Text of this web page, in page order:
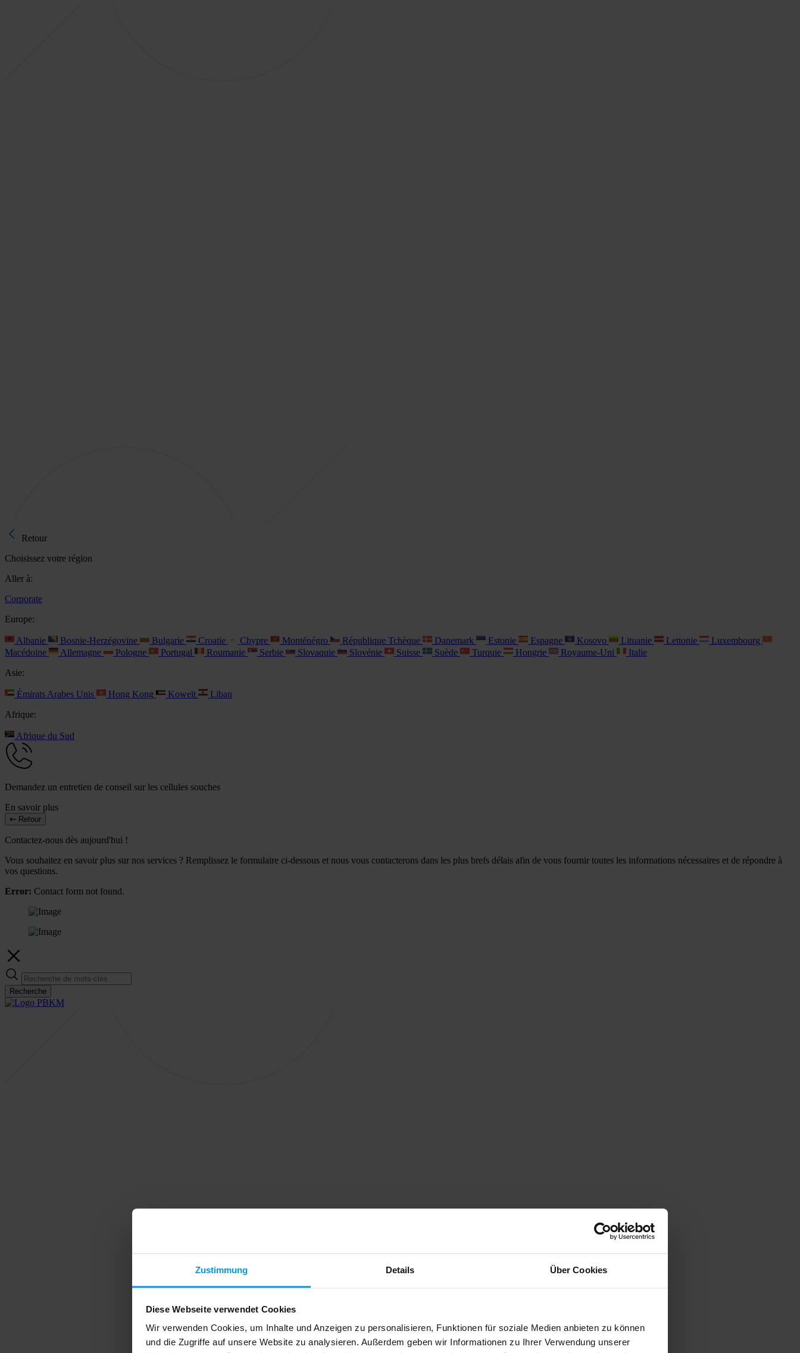
Zustimmung Details Über Cookies
Diese Webseite verwendet Cookies
Wir verwenden Cookies, um Inhalte und Anzeigen zu personalisieren, Funktionen für soziale Medien anbieten zu können
und die Zugriffe auf unsere Website zu analysieren. Außerdem geben wir Informationen zu Ihrer Verwendung unserer
Retour
Choisissez votre région
Aller à:
Corporate
Europe:
Albanie Bosnie-Herzégovine Bulgarie Croatie Chypre Monténégro République Tchèque Danemark Estonie Espagne Kosovo Lituanie Lettonie
Luxembourg
Macédoine
Allemagne Pologne Portugal Roumanie Serbie Slovaquie Slovénie Suisse Suède Turquie Hongrie Royaume-Uni
Italie
Asie:
Émirats Arabes Unis Hong Kong Koweït
Liban
Afrique:
Afrique du Sud
Demandez un entretien de conseil sur les cellules souches
En savoir plus
Retour
Contactez-nous dès aujourd'hui !
Vous souhaitez en savoir plus sur nos services ? Remplissez le formulaire ci-dessous et nous vous contacterons dans les plus brefs délais afin de vous fournir toutes les informations nécessaires et de répondre à
vos questions.
Error: Contact form not found.
Recherche